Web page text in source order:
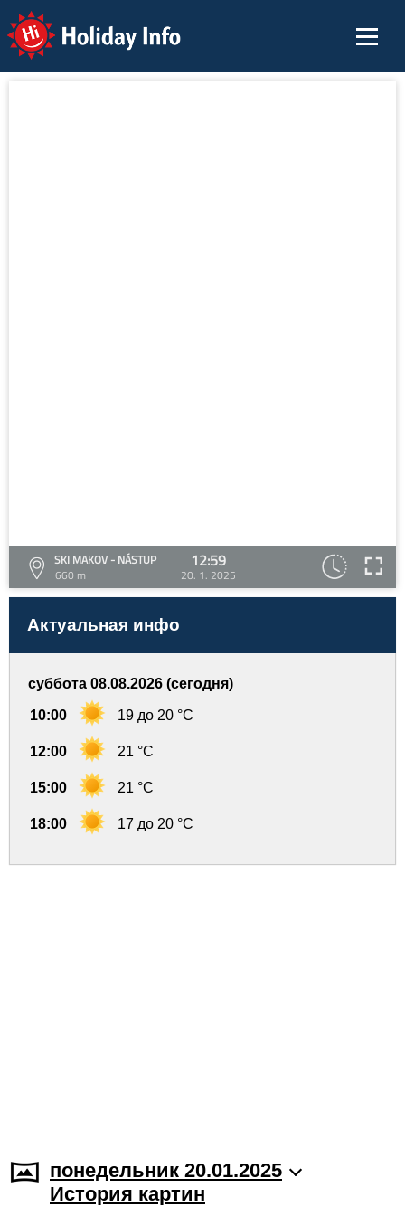
Holiday Info
SKI MAKOV - NÁSTUP
660 m
12:59
20. 1. 2025
Актуальная инфо
суббота 08.08.2026 (сегодня)
10:00 19 до 20 °C
12:00 21 °C
15:00 21 °C
18:00 17 до 20 °C
понедельник 20.01.2025
История картин